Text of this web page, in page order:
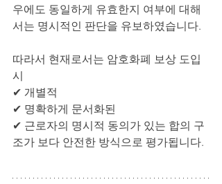
우에도 동일하게 유효한지 여부에 대해
서는 명시적인 판단을 유보하였습니다.
따라서 현재로서는 암호화폐 보상 도입
시
✔ 개별적
✔ 명확하게 문서화된
✔ 근로자의 명시적 동의가 있는 합의 구
조가 보다 안전한 방식으로 평가됩니다.